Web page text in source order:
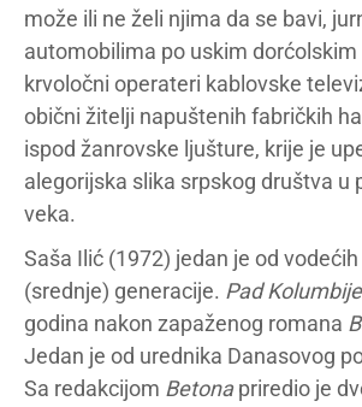
može ili ne želi njima da se bavi,
automobilima po uskim dorćolskim
krvoločni operateri kablovske
obični žitelji napuštenih fabričkih
ispod žanrovske ljušture, krije je
alegorijska slika srpskog društva u
veka.
Saša Ilić (1972) jedan je od
(srednje) generacije. Pad Kolumbije
godina nakon zapaženog romana
Jedan je od urednika Danasovog
Sa redakcijom Betonapriredio je